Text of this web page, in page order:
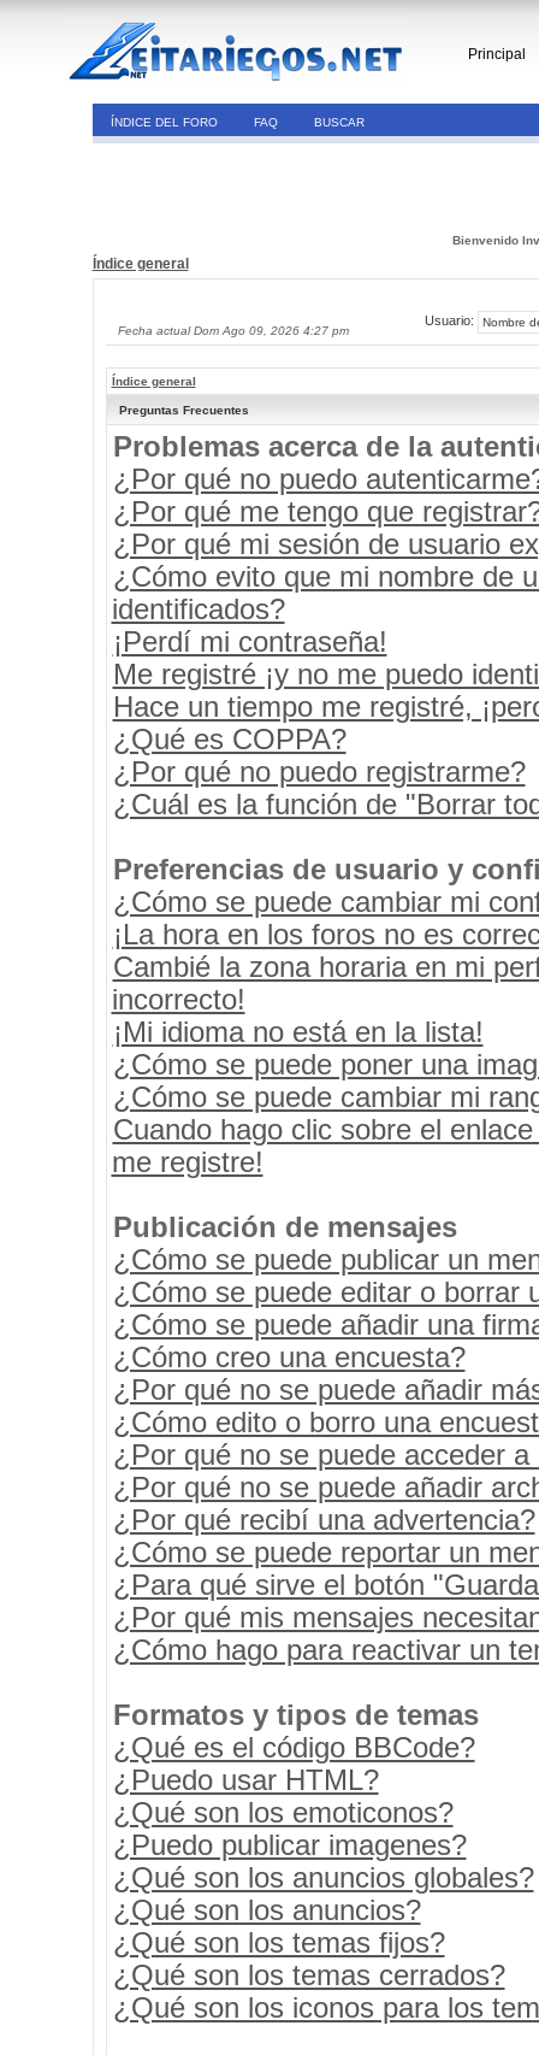
Principal
ÍNDICE DEL FORO FAQ BUSCAR
Bienvenido
Índice general
Fecha actual Dom Ago 09, 2026 4:27 pm
Usuario:
Índice general
Preguntas Frecuentes
Problemas acerca de la
¿Por qué no puedo
¿Por qué me tengo que
¿Por qué mi sesión de usuario
¿Cómo evito que mi nombre de
identificados?
¡Perdí mi contraseña!
Me registré ¡y no me puedo
Hace un tiempo me registré,
¿Qué es COPPA?
¿Por qué no puedo registrarme?
¿Cuál es la función de "Borrar
Preferencias de usuario y
¿Cómo se puede cambiar mi
¡La hora en los foros no es
Cambié la zona horaria en mi
incorrecto!
¡Mi idioma no está en la lista!
¿Cómo se puede poner una
¿Cómo se puede cambiar mi
Cuando hago clic sobre el
me registre!
Publicación de mensajes
¿Cómo se puede publicar un
¿Cómo se puede editar o borrar
¿Cómo se puede añadir una
¿Cómo creo una encuesta?
¿Por qué no se puede añadir
¿Cómo edito o borro una
¿Por qué no se puede acceder a
¿Por qué no se puede añadir
¿Por qué recibí una advertencia?
¿Cómo se puede reportar un
¿Para qué sirve el botón
¿Por qué mis mensajes
¿Cómo hago para reactivar un
Formatos y tipos de temas
¿Qué es el código BBCode?
¿Puedo usar HTML?
¿Qué son los emoticonos?
¿Puedo publicar imagenes?
¿Qué son los anuncios globales?
¿Qué son los anuncios?
¿Qué son los temas fijos?
¿Qué son los temas cerrados?
¿Qué son los iconos para los